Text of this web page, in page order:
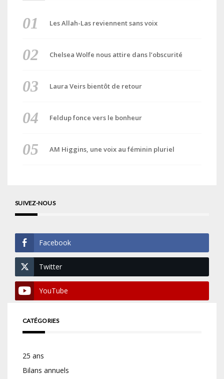
Les Allah-Las reviennent sans voix
Chelsea Wolfe nous attire dans l’obscurité
Laura Veirs bientôt de retour
Feldup fonce vers le bonheur
AM Higgins, une voix au féminin pluriel
SUIVEZ-NOUS
Facebook
Twitter
YouTube
CATÉGORIES
25 ans
Bilans annuels